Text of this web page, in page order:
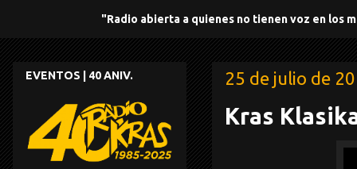
"Radio abierta a quienes no tienen voz en los
25 de julio de
Kras
EVENTOS | 40 ANIV.